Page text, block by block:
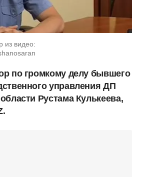
из видео:
по громкому делу бывшего
управления ДП
Рустама Кулькеева,